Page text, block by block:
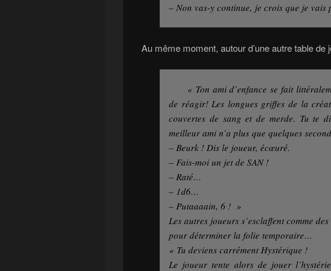
– Non vas-y continue, je crois que je vais
Au même moment, autour d’une autre table
« Ton ami d’enfance se fait
de réagir! Les longues griffes de la
couvertes de sang et de merde. Tu te
meilleur ami n’a plus que quelques
– Beurk ! Dis le joueur, écœuré.
– Fais-moi un jet de SAN !
– Raté…
– 1d6…
– Putaaaain, 6 ! »
Les autres joueurs s’esclaffent comme
pour déterminer la folie temporaire…
« Tu deviens carrément Hystérique !
Le joueur tente alors de jouer